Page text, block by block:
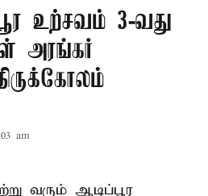
உற்சவம் 3-வது
அரங்கர்
am
வரும் ஆடிப்பூர